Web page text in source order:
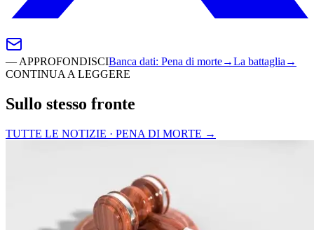
— APPROFONDISCIBanca dati: Pena di morte→La battaglia →
CONTINUA A LEGGERE
Sullo stesso fronte
TUTTE LE NOTIZIE · PENA DI MORTE →